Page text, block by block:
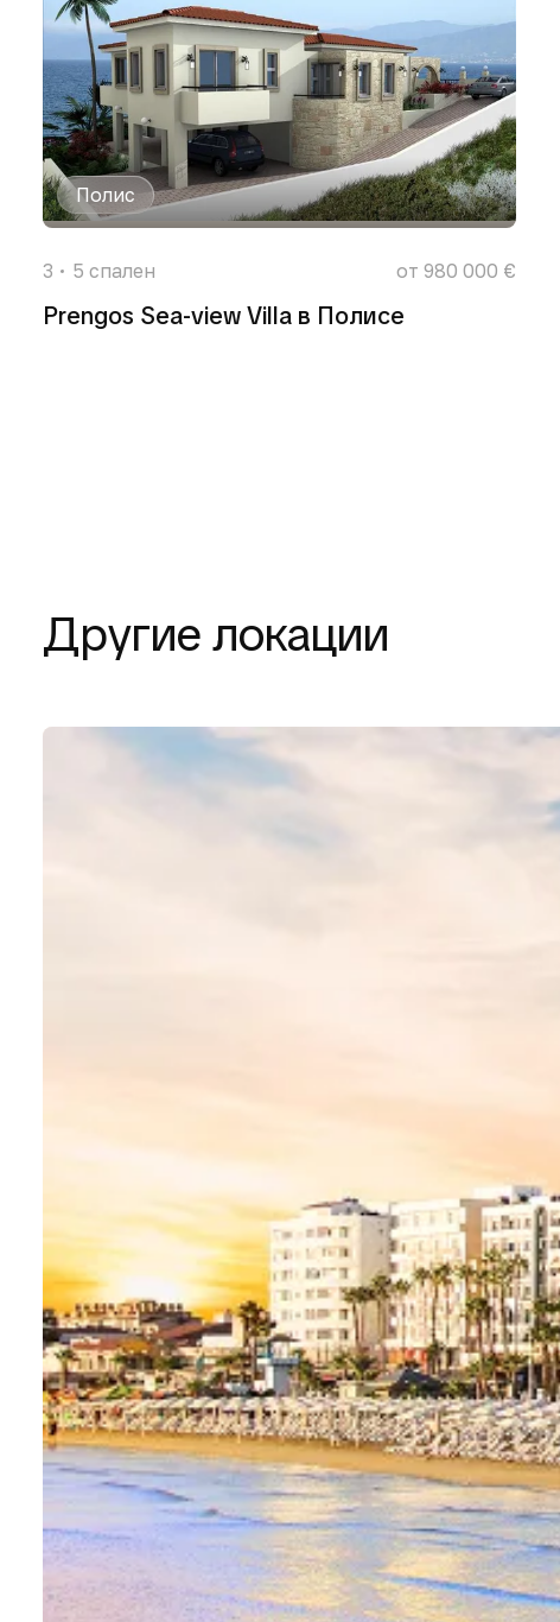
Полис
3 5 спален от 980 000 €
Prengos Sea-view Villa в Полисе
Другие локации